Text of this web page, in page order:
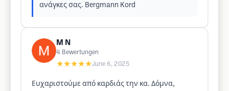
ανάγκες σας. Bergmann Kord
M N
4 Bewertungen
★★★★★June 6, 2025
Ευχαριστούμε από καρδιάς την κα. Δόμνα,